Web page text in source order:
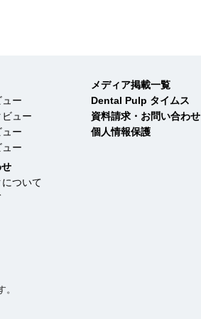
ー
ュー
ー
ー
ついて
メディア掲載一覧
Dental Pulp タイムス
資料請求・お問い合わせ
個人情報保護